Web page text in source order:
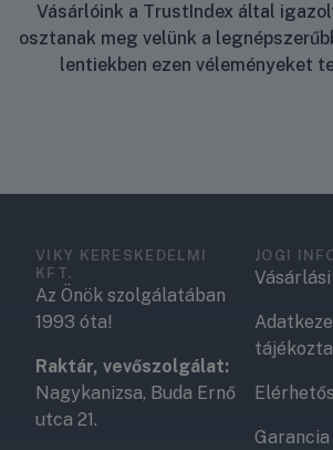
Vásárlóink a TrustIndex által
osztanak meg velünk a
lentiekben ezen véleményeket
VIKY KERESKEDELMI
KFT.
Az Önök szolgálatában
1993 óta!
Raktár, vevőszolgálat:
Nagykanizsa, Buda Ernő
utca 21.
JOGI